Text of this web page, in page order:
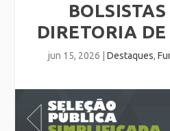
DIRETORIA
jun 15, 2026 Destaques,